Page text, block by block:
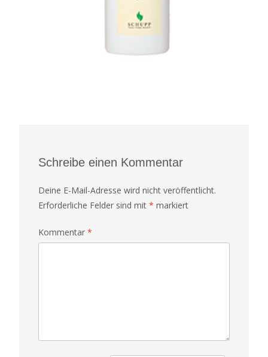
Schreibe einen Kommentar
Deine E-Mail-Adresse wird nicht veröffentlicht.
Erforderliche Felder sind mit * markiert
Kommentar *